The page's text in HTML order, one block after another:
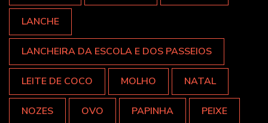
LANCHE
LANCHEIRA DA ESCOLA E DOS PASSEIOS
LEITE DE COCO MOLHO NATAL
NOZES OVO PAPINHA PEIXE